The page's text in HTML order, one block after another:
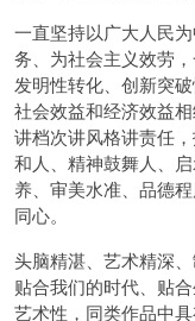
一直坚持以广大人民
务、为社会主义效劳
发明性转化、创新突
社会效益和经济效益
讲档次讲风格讲责任
和人、精神鼓舞人、
养、审美水准、品德
同心。
头脑精湛、艺术精深
贴合我们的时代、贴
艺术性，同类作品中